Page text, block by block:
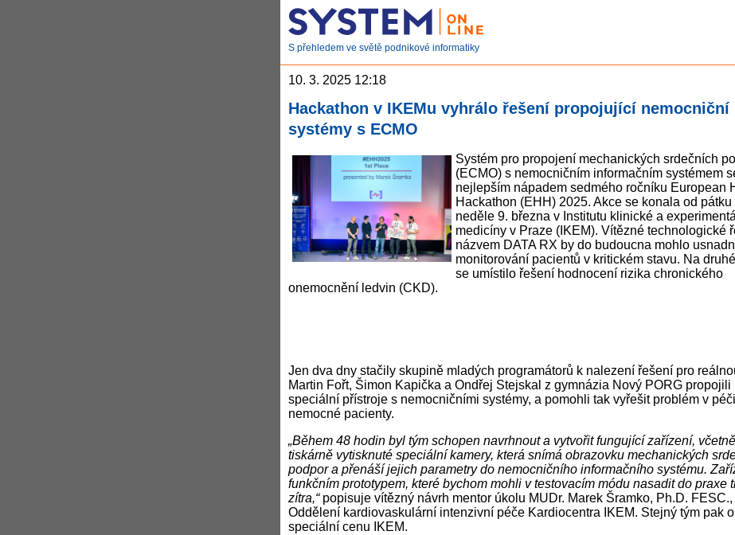
S přehledem ve světě podnikové informatiky
10. 3. 2025 12:18
Hackathon v IKEMu vyhrálo řešení propojující nemocniční
systémy s ECMO
Systém pro propojení mechanických srdečních
(ECMO) s nemocničním informačním systémem
nejlepším nápadem sedmého ročníku European
Hackathon (EHH) 2025. Akce se konala od pátku
neděle 9. března v Institutu klinické a
medicíny v Praze (IKEM). Vítězné technologické
názvem DATA RX by do budoucna mohlo
monitorování pacientů v kritickém stavu. Na
se umístilo řešení hodnocení rizika chronického
onemocnění ledvin (CKD).
Jen dva dny stačily skupině mladých programátorů k nalezení řešení pro
Martin Fořt, Šimon Kapička a Ondřej Stejskal z gymnázia Nový PORG propojili
speciální přístroje s nemocničními systémy, a pomohli tak vyřešit problém v
nemocné pacienty.
„Během 48 hodin byl tým schopen navrhnout a vytvořit fungující zařízení,
tiskárně vytisknuté speciální kamery, která snímá obrazovku mechanických
podpor a přenáší jejich parametry do nemocničního informačního systému.
funkčním prototypem, které bychom mohli v testovacím módu nasadit do praxe
zítra,“popisuje vítězný návrh mentor úkolu MUDr. Marek Šramko, Ph.D.
Oddělení kardiovaskulární intenzivní péče Kardiocentra IKEM. Stejný tým pak
speciální cenu IKEM.